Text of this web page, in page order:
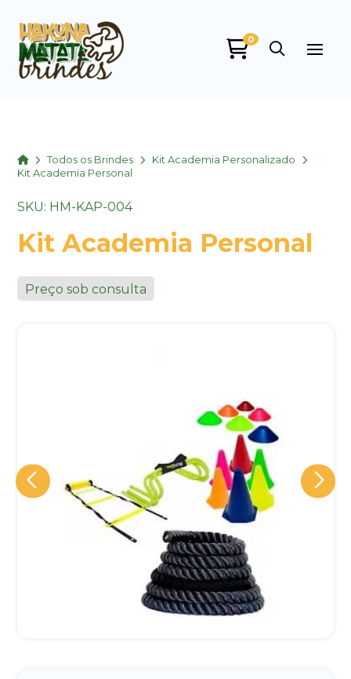
0
HomeTodos os Brindes
Kit Academia Personalizado
Kit Academia Personal
SKU: HM-KAP-004
Kit Academia Personal
Preço sob consulta